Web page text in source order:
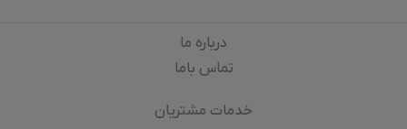
درباره‌ ما
تماس باما
خدمات مشتریان